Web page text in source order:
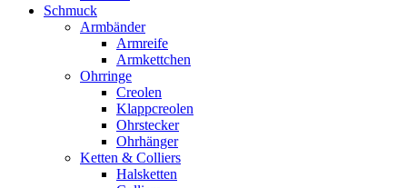
Schmuck
Armbänder
Armreife
Armkettchen
Ohrringe
Creolen
Klappcreolen
Ohrstecker
Ohrhänger
Ketten & Colliers
Halsketten